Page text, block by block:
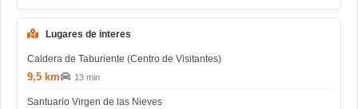
Lugares de interes
Caldera de Taburiente (Centro de Visitantes)
9,5 km 13 min
Santuario Virgen de las Nieves